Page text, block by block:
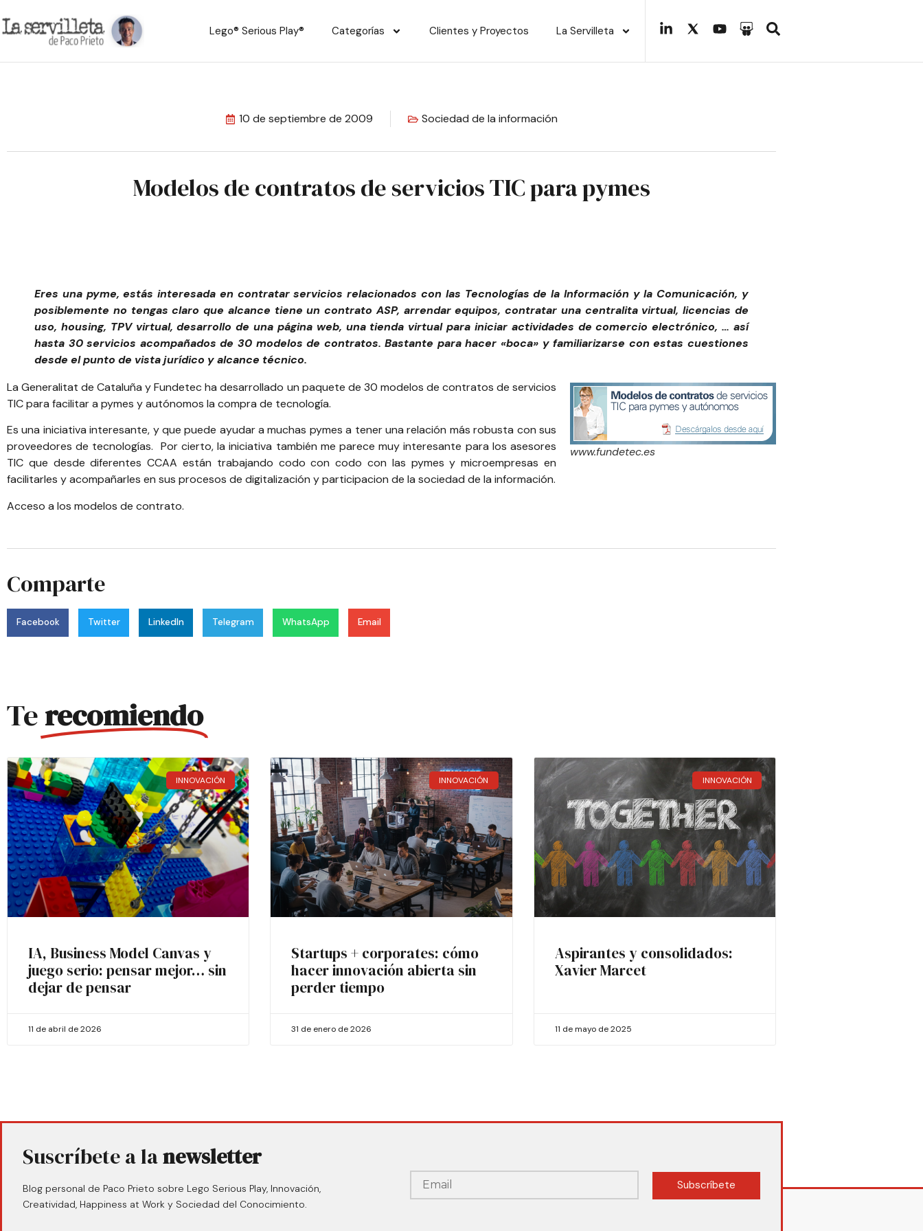
Lego® Serious Play® Categorías Clientes y Proyectos La Servilleta
10 de septiembre de 2009 Sociedad de la información
Modelos de contratos de servicios TIC para pymes
Eres una pyme, estás interesada en contratar servicios relacionados con las Tecnologías de la Información y la Comunicación, y
posiblemente no tengas claro que alcance tiene un contrato ASP, arrendar equipos, contratar una centralita virtual, licencias de
uso, housing, TPV virtual, desarrollo de una página web, una tienda virtual para iniciar actividades de comercio electrónico, … así
hasta 30 servicios acompañados de 30 modelos de contratos. Bastante para hacer «boca» y familiarizarse con estas cuestiones
desde el punto de vista jurídico y alcance técnico.
www.fundetec.es
La Generalitat de Cataluña yFundetecha desarrollado un paquete de 30 modelos de contratos de servicios
TIC para facilitar a pymes y autónomos la compra de tecnología.
Es una iniciativa interesante, y que puede ayudar a muchas pymes a tener una relación más robusta con sus
proveedores de tecnologías. Por cierto, la iniciativa también me parece muy interesante para los asesores
TIC que desde diferentes CCAA están trabajando codo con codo con las pymes y microempresas en
facilitarles y acompañarles en sus procesos de digitalización y participacion de la sociedad de la información.
Acceso a los modelos de contrato.
Comparte
Facebook Twitter LinkedIn Telegram WhatsApp Email
Terecomiendo
INNOVACIÓN
IA, Business Model Canvas y
juego serio: pensar mejor… sin
dejar de pensar
11 de abril de 2026
INNOVACIÓN
Startups + corporates: cómo
hacer innovación abierta sin
perder tiempo
31 de enero de 2026
INNOVACIÓN
Aspirantes y consolidados:
Xavier Marcet
11 de mayo de 2025
Suscríbete a lanewsletter
Blog personal de Paco Prieto sobre Lego Serious Play, Innovación,
Creatividad, Happiness at Work y Sociedad del Conocimiento.
Subscríbete